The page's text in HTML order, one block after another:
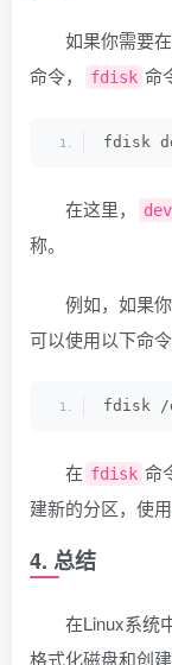
如果你需要
命令， fdisk 命
fdisk
在这里，
称。
例如，如果
可以使用以下命令
fdisk /
在 fdisk 命
建新的分区，使用
4. 总结
在Linux系统
格式化磁盘和创